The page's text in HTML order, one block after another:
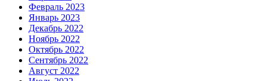
Февраль 2023
Январь 2023
Декабрь 2022
Ноябрь 2022
Октябрь 2022
Сентябрь 2022
Август 2022